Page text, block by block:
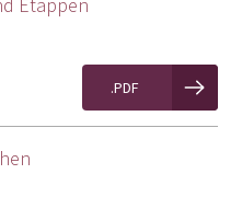
Etappen
.PDF